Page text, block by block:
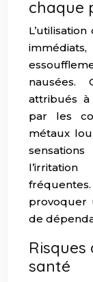
chaque
nausées.
attribués à
par les
métaux
provoquer
de
santé